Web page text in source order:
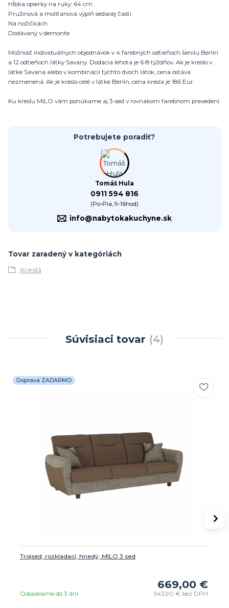
Hĺbka opierky na ruky: 64 cm
Pružinová a molitanová výplň sedacej časti
Na nožičkách
Dodávaný v demonte
Možnosť individuálnych objednávok v 4 farebných odtieňoch šenilu Berlin
a 12 odtieňoch látky Savany. Dodacia lehota je 6-8 týždňov. Ak je kreslo v
látke Savana alebo v kombinácii týchto dvoch látok, cena ostáva
nezmenená. Ak je kreslo celé v látke Berlin, cena kresla je 186 Eur.
Ku kreslu MILO vám ponúkame aj 3-sed v rovnakom farebnom prevedení.
Potrebujete poradiť?
Tomáš Hula
0911 594 816
(Po-Pia, 9-16hod)
info@nabytokakuchyne.sk
Tovar zaradený v kategóriách
Kreslá
Súvisiaci tovar 4
Doprava ZADARMO
Trojsed, rozkladací, hnedý, MILO 3 sed
669,00 €
543,90 € bez DPH
Odosielame do 3 dní